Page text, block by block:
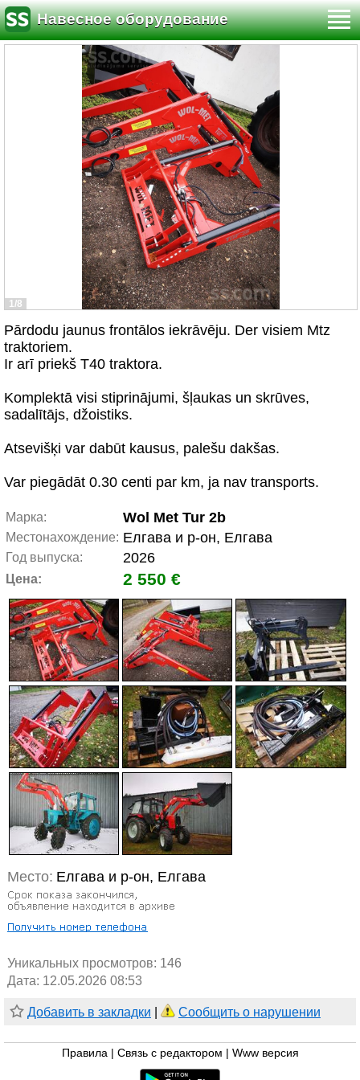
Навесное оборудование
1/8
Pārdodu jaunus frontālos iekrāvēju. Der visiem Mtz
traktoriem.
Ir arī priekš T40 traktora.
Komplektā visi stiprinājumi, šļaukas un skrūves,
sadalītājs, džoistiks.
Atsevišķi var dabūt kausus, palešu dakšas.
Var piegādāt 0.30 centi par km, ja nav transports.
Марка: Wol Met Tur 2b
Местонахождение: Елгава и р-он, Елгава
Год выпуска: 2026
Цена: 2 550 €
Место: Елгава и р-он, Елгава
Уникальных просмотров: 146
Дата: 12.05.2026 08:53
Добавить в закладки Сообщить о нарушении
Правила Связь с редактором Www версия